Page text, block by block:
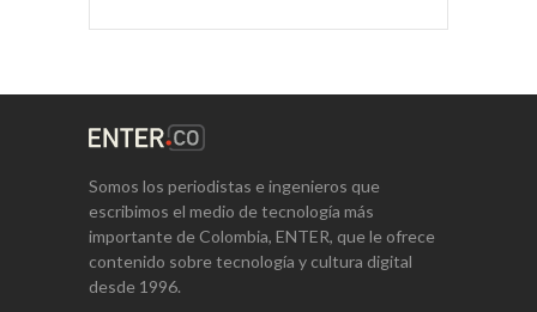
Somos los periodistas e ingenieros que
escribimos el medio de tecnología más
importante de Colombia, ENTER, que le ofrece
contenido sobre tecnología y cultura digital
desde 1996.